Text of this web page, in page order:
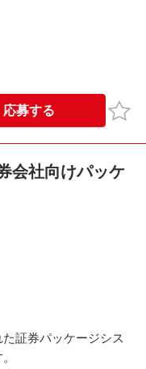
ただきます。
おります※※​
応募する お気
会社向けパッケ
証券パッケージシス